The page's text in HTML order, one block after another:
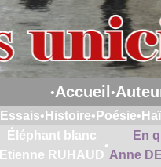
•Accueil •
Essais• Histoire• Poésie•
Éléphant blanc
Etienne RUHAUD
•
En
Anne